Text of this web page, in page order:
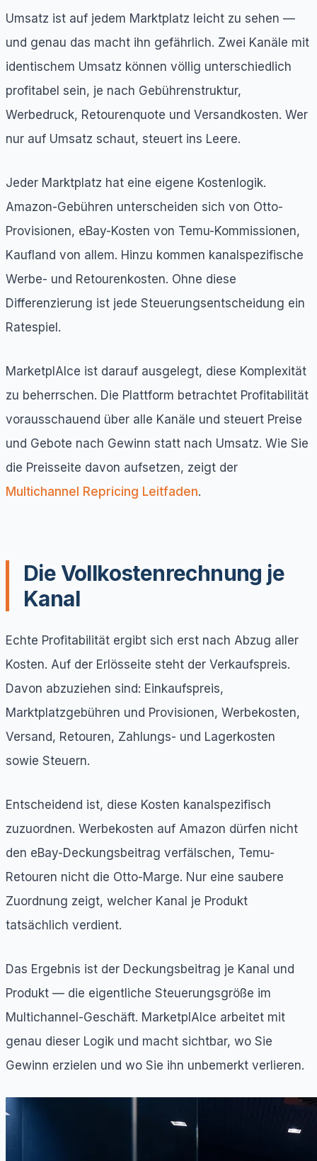
Umsatz ist auf jedem Marktplatz leicht zu sehen —
und genau das macht ihn gefährlich. Zwei Kanäle mit
identischem Umsatz können völlig unterschiedlich
profitabel sein, je nach Gebührenstruktur,
Werbedruck, Retourenquote und Versandkosten. Wer
nur auf Umsatz schaut, steuert ins Leere.
Jeder Marktplatz hat eine eigene Kostenlogik.
Amazon-Gebühren unterscheiden sich von Otto-
Provisionen, eBay-Kosten von Temu-Kommissionen,
Kaufland von allem. Hinzu kommen kanalspezifische
Werbe- und Retourenkosten. Ohne diese
Differenzierung ist jede Steuerungsentscheidung ein
Ratespiel.
MarketplAIce ist darauf ausgelegt, diese Komplexität
zu beherrschen. Die Plattform betrachtet Profitabilität
vorausschauend über alle Kanäle und steuert Preise
und Gebote nach Gewinn statt nach Umsatz. Wie Sie
die Preisseite davon aufsetzen, zeigt der
Multichannel Repricing Leitfaden.
Die Vollkostenrechnung je
Kanal
Echte Profitabilität ergibt sich erst nach Abzug aller
Kosten. Auf der Erlösseite steht der Verkaufspreis.
Davon abzuziehen sind: Einkaufspreis,
Marktplatzgebühren und Provisionen, Werbekosten,
Versand, Retouren, Zahlungs- und Lagerkosten
sowie Steuern.
Entscheidend ist, diese Kosten kanalspezifisch
zuzuordnen. Werbekosten auf Amazon dürfen nicht
den eBay-Deckungsbeitrag verfälschen, Temu-
Retouren nicht die Otto-Marge. Nur eine saubere
Zuordnung zeigt, welcher Kanal je Produkt
tatsächlich verdient.
Das Ergebnis ist der Deckungsbeitrag je Kanal und
Produkt — die eigentliche Steuerungsgröße im
Multichannel-Geschäft. MarketplAIce arbeitet mit
genau dieser Logik und macht sichtbar, wo Sie
Gewinn erzielen und wo Sie ihn unbemerkt verlieren.